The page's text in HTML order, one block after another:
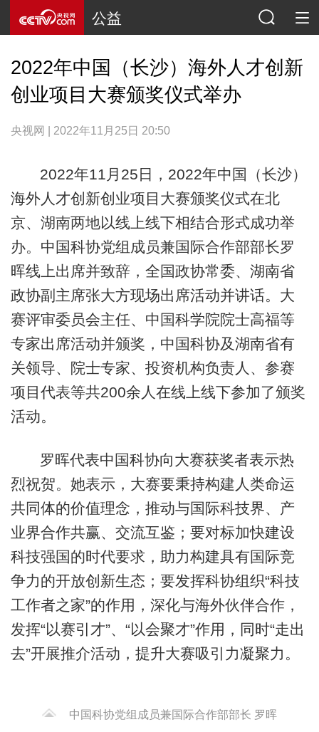
公益
2022年中国（长沙）海外人才创新
创业项目大赛颁奖仪式举办
央视网 | 2022年11月25日 20:50
2022年11月25日，2022年中国（长沙）
海外人才创新创业项目大赛颁奖仪式在北
京、湖南两地以线上线下相结合形式成功举
办。中国科协党组成员兼国际合作部部长罗
晖线上出席并致辞，全国政协常委、湖南省
政协副主席张大方现场出席活动并讲话。大
赛评审委员会主任、中国科学院院士高福等
专家出席活动并颁奖，中国科协及湖南省有
关领导、院士专家、投资机构负责人、参赛
项目代表等共200余人在线上线下参加了颁奖
活动。
罗晖代表中国科协向大赛获奖者表示热
烈祝贺。她表示，大赛要秉持构建人类命运
共同体的价值理念，推动与国际科技界、产
业界合作共赢、交流互鉴；要对标加快建设
科技强国的时代要求，助力构建具有国际竞
争力的开放创新生态；要发挥科协组织“科技
工作者之家”的作用，深化与海外伙伴合作，
发挥“以赛引才”、“以会聚才”作用，同时“走出
去”开展推介活动，提升大赛吸引力凝聚力。
中国科协党组成员兼国际合作部部长 罗晖